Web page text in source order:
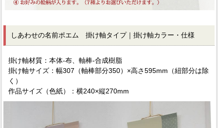
しあわせの名前ポエム 掛け軸タイプ｜掛け軸カラー・仕様
掛け軸材質：本体-布、軸棒-合成樹脂
掛け軸サイズ：幅307（軸棒部分350）×高さ595mm（紐部分は除
く）
作品サイズ（色紙）：横240×縦270mm